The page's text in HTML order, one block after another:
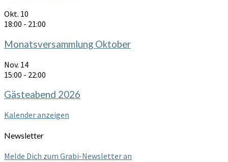
Okt. 10
18:00 - 21:00
Monatsversammlung Oktober
Nov. 14
15:00 - 22:00
Gästeabend 2026
Kalender anzeigen
Newsletter
Melde Dich zum Grabi-Newsletter an